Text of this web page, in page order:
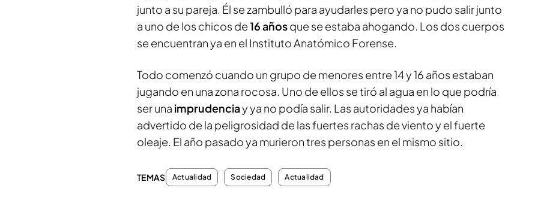
junto a su pareja. Él se zambulló para ayudarles pero ya no pudo salir junto
a uno de los chicos de16 añosque se estaba ahogando. Los dos cuerpos
se encuentran ya en el Instituto Anatómico Forense.
Todo comenzó cuando un grupo de menores entre 14 y 16 años estaban
jugando en una zona rocosa. Uno de ellos se tiró al agua en lo que podría
ser una imprudenciay ya no podía salir. Las autoridades ya habían
advertido de la peligrosidad de las fuertes rachas de viento y el fuerte
oleaje. El año pasado ya murieron tres personas en el mismo sitio.
TEMAS Actualidad Sociedad Actualidad